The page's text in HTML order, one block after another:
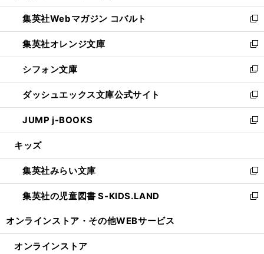
開
く
ウ
で
開
く
ン
ド
ウ
で
開
く
ウ
ィ
ン
ド
ウ
で
開
く
集英社Webマガジン コバルト
新
し
い
ウ
ィ
ン
ド
ウ
で
開
集英社オレンジ文庫
新
し
い
ウ
ィ
ン
ド
ウ
開
く
シフォン文庫
新
し
い
ウ
ィ
ン
ウ
で
開
く
ダッシュエックス文庫公式サイト
新
し
い
ウ
ン
ド
ウ
で
JUMP j-BOOKS
新
し
ウ
ィ
ン
ド
開
キッズ
集英社みらい文庫
新
し
い
ン
集英社の児童図書 S-KIDS.LAND
新
ウ
オンラインストア・ その他WEBサービス
オンラインストア